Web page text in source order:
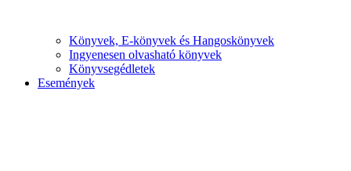
Könyvek, E-könyvek és Hangoskönyvek
Ingyenesen olvasható könyvek
Könyvsegédletek
Események